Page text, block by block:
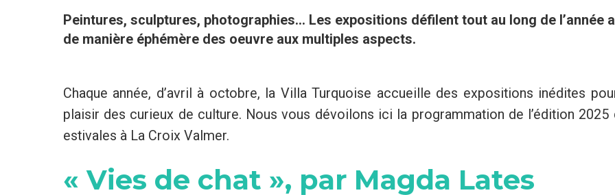
Peintures, sculptures, photographies... Les expositions défilent tout au long de l’année
de manière éphémère des oeuvre aux multiples aspects.
Chaque année, d’avril à octobre, la Villa Turquoise accueille des expositions inédites
plaisir des curieux de culture. Nous vous dévoilons ici la programmation de l’édition
estivales à La Croix Valmer.
« Vies de chat », par Magda Lates